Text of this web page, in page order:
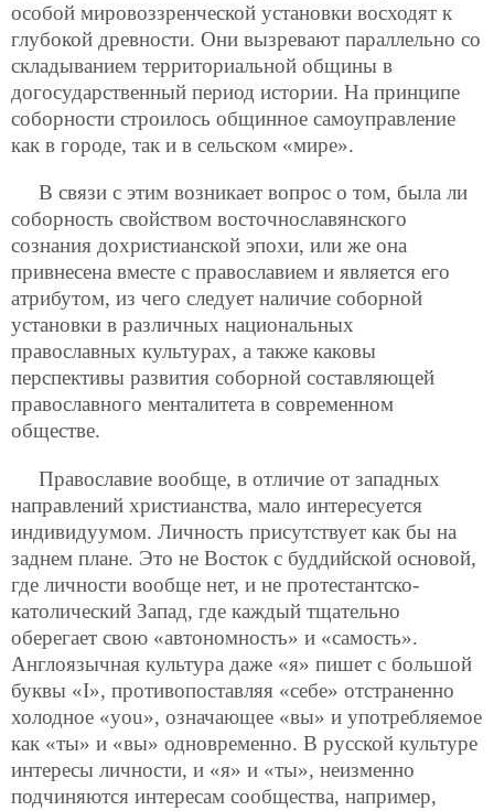
особой мировоззренческой установки восходят к
глубокой древности. Они вызревают параллельно со
складыванием территориальной общины в
догосударственный период истории. На принципе
соборности строилось общинное самоуправление
как в городе, так и в сельском «мире».
В связи с этим возникает вопрос о том, была ли
соборность свойством восточнославянского
сознания дохристианской эпохи, или же она
привнесена вместе с православием и является его
атрибутом, из чего следует наличие соборной
установки в различных национальных
православных культурах, а также каковы
перспективы развития соборной составляющей
православного менталитета в современном
обществе.
Православие вообще, в отличие от западных
направлений христианства, мало интересуется
индивидуумом. Личность присутствует как бы на
заднем плане. Это не Восток с буддийской основой,
где личности вообще нет, и не протестантско-
католический Запад, где каждый тщательно
оберегает свою «автономность» и «самость».
Англоязычная культура даже «я» пишет с большой
буквы «I», противопоставляя «себе» отстраненно
холодное «you», означающее «вы» и употребляемое
как «ты» и «вы» одновременно. В русской культуре
интересы личности, и «я» и «ты», неизменно
подчиняются интересам сообщества, например,